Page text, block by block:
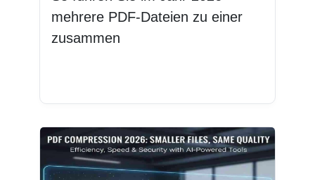
mehrere PDF-Dateien zu einer
zusammen